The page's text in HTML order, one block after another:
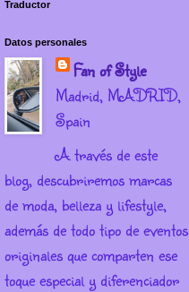
Traductor
Datos personales
Fan of Style
Madrid, MADRID,
Spain
A través de este
blog, descubriremos marcas
de moda, belleza y lifestyle,
además de todo tipo de eventos
originales que comparten ese
toque especial y diferenciador